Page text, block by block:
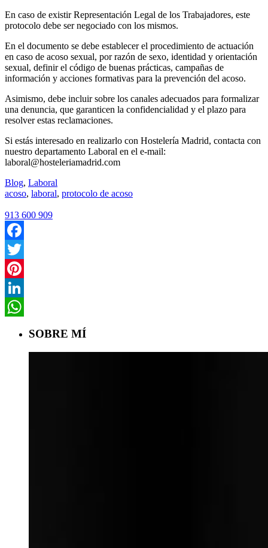
En caso de existir Representación Legal de los Trabajadores, este
protocolo debe ser negociado con los mismos.
En el documento se debe establecer el procedimiento de actuación
en caso de acoso sexual, por razón de sexo, identidad y orientación
sexual, definir el código de buenas prácticas, campañas de
información y acciones formativas para la prevención del acoso.
Asimismo, debe incluir sobre los canales adecuados para formalizar
una denuncia, que garanticen la confidencialidad y el plazo para
resolver estas reclamaciones.
Si estás interesado en realizarlo con Hostelería Madrid, contacta con
nuestro departamento Laboral en el e-mail:
laboral@hosteleriamadrid.com
Blog, Laboral
acoso, laboral, protocolo de acoso
913 600 909
Facebook
Twitter
Pinterest
LinkedIn
SOBRE MÍ